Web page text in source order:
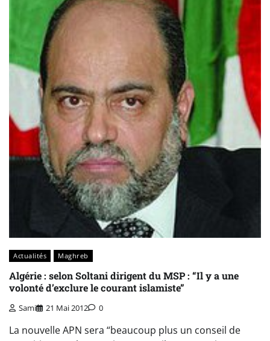
Actualités Maghreb
Algérie : selon Soltani dirigent du MSP : “Il y a une
volonté d’exclure le courant islamiste”
Sami 21 Mai 2012 0
La nouvelle APN sera “beaucoup plus un conseil de